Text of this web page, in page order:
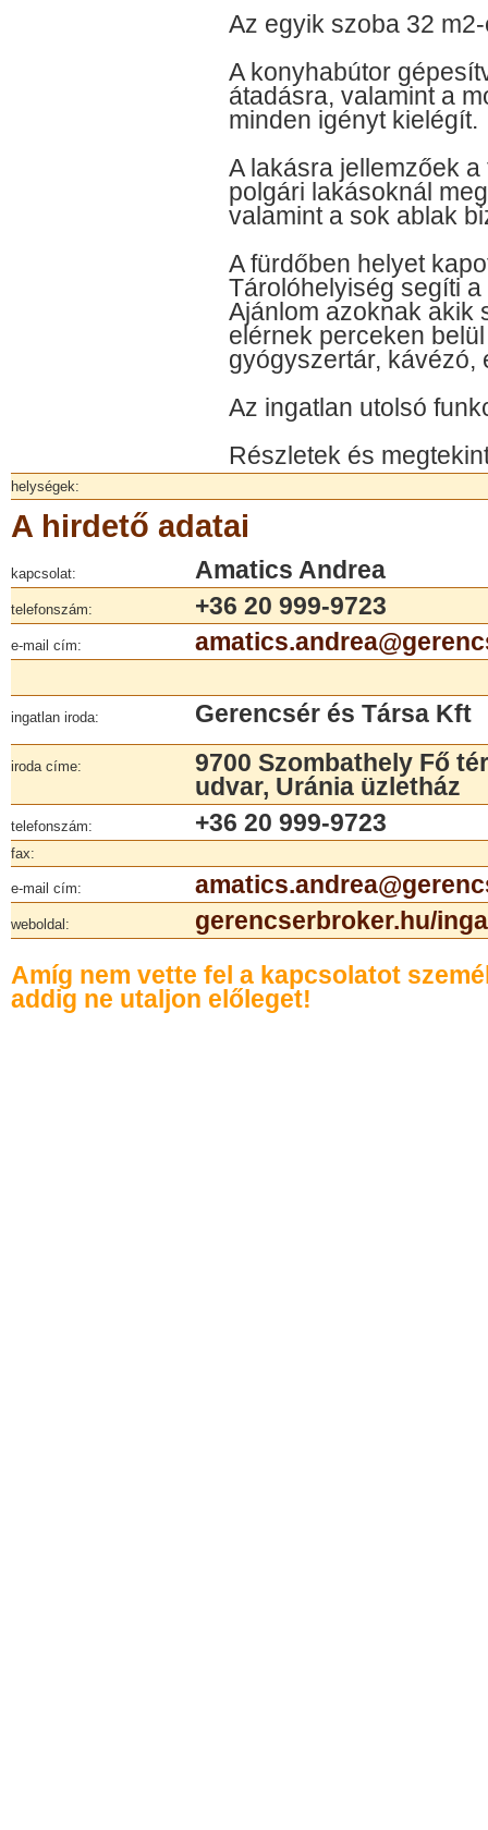
Az egyik szoba 32
A konyhabútor
átadásra, valamint a
minden igényt kielégít.
A lakásra jellemzőek
polgári lakásoknál
valamint a sok ablak
A fürdőben helyet
Tárolóhelyiség segíti
Ajánlom azoknak akik
elérnek perceken
gyógyszertár, kávézó,
Az ingatlan utolsó
Részletek és
helységek:
A hirdető adatai
kapcsolat: Amatics Andrea
telefonszám: +36 20 999-9723
e-mail cím:
ingatlan iroda: Gerencsér és Társa Kft
iroda címe:
9700 Szombathely Fő
udvar, Uránia üzletház
telefonszám: +36 20 999-9723
fax:
e-mail cím:
weboldal:
gerencserbroker.hu/
Amíg nem vette fel a kapcsolatot
addig ne utaljon előleget!